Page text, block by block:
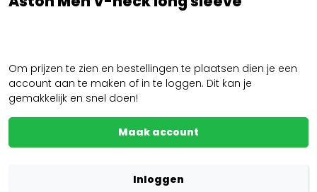
Om prijzen te zien en bestellingen te plaatsen dien je een
account aan te maken of in te loggen. Dit kan je
gemakkelijk en snel doen!
Maak account
Inloggen